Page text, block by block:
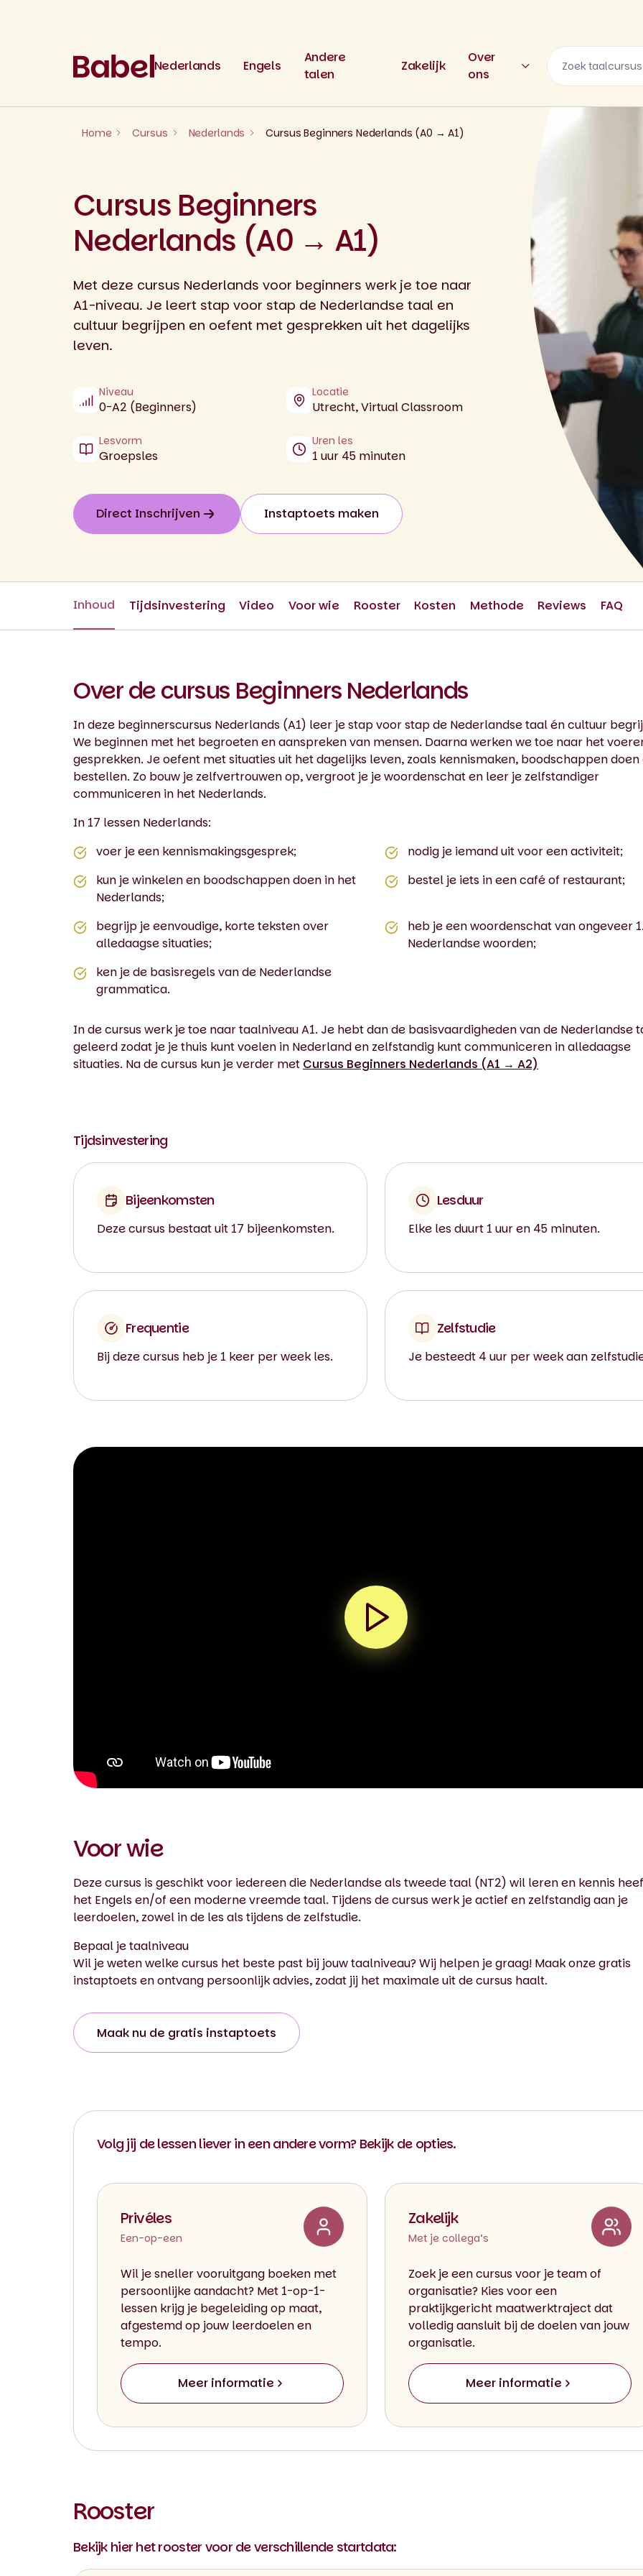
Nederlands
Engels
Andere
talen
Zakelijk
Over
ons
Home Cursus Nederlands Cursus Beginners Nederlands (A0 → A1)
Cursus Beginners
Nederlands (A0 → A1)
Met deze cursus Nederlands voor beginners werk je toe naar
A1-niveau. Je leert stap voor stap de Nederlandse taal en
cultuur begrijpen en oefent met gesprekken uit het dagelijks
leven.
Niveau
0-A2 (Beginners)
Locatie
Utrecht, Virtual Classroom
Lesvorm
Groepsles
Uren les
1 uur 45 minuten
Direct Inschrijven Instaptoets maken
Inhoud Tijdsinvestering Video Voor wie Rooster Kosten Methode Reviews FAQ
Over de cursus Beginners Nederlands
In deze beginnerscursus Nederlands (A1) leer je stap voor stap de Nederlandse taal én cultuur
We beginnen met het begroeten en aanspreken van mensen. Daarna werken we toe naar het
gesprekken. Je oefent met situaties uit het dagelijks leven, zoals kennismaken, boodschappen doen
bestellen. Zo bouw je zelfvertrouwen op, vergroot je je woordenschat en leer je zelfstandiger
communiceren in het Nederlands.
In 17 lessen Nederlands:
voer je een kennismakingsgesprek;
nodig je iemand uit voor een activiteit;
kun je winkelen en boodschappen doen in het
Nederlands;
bestel je iets in een café of restaurant;
begrijp je eenvoudige, korte teksten over
alledaagse situaties;
heb je een woordenschat van ongeveer
Nederlandse woorden;
ken je de basisregels van de Nederlandse
grammatica.
In de cursus werk je toe naar taalniveau A1. Je hebt dan de basisvaardigheden van de Nederlandse
geleerd zodat je je thuis kunt voelen in Nederland en zelfstandig kunt communiceren in alledaagse
situaties. Na de cursus kun je verder met Cursus Beginners Nederlands (A1 → A2)
Tijdsinvestering
Bijeenkomsten
Deze cursus bestaat uit 17 bijeenkomsten.
Lesduur
Elke les duurt 1 uur en 45 minuten.
Frequentie
Bij deze cursus heb je 1 keer per week les.
Zelfstudie
Je besteedt 4 uur per week aan
0:00 / 1:58
Voor wie
Deze cursus is geschikt voor iedereen die Nederlandse als tweede taal (NT2) wil leren en kennis
het Engels en/of een moderne vreemde taal. Tijdens de cursus werk je actief en zelfstandig aan je
leerdoelen, zowel in de les als tijdens de zelfstudie.
Bepaal je taalniveau
Wil je weten welke cursus het beste past bij jouw taalniveau? Wij helpen je graag! Maak onze gratis
instaptoets en ontvang persoonlijk advies, zodat jij het maximale uit de cursus haalt.
Maak nu de gratis instaptoets
Volg jij de lessen liever in een andere vorm? Bekijk de opties.
Privéles
Een-op-een
Wil je sneller vooruitgang boeken met
persoonlijke aandacht? Met 1-op-1-
lessen krijg je begeleiding op maat,
afgestemd op jouw leerdoelen en
tempo.
Meer informatie
Zakelijk
Met je collega’s
Zoek je een cursus voor je team of
organisatie? Kies voor een
praktijkgericht maatwerktraject dat
volledig aansluit bij de doelen van jouw
organisatie.
Meer informatie
Rooster
Bekijk hier het rooster voor de verschillende startdata: